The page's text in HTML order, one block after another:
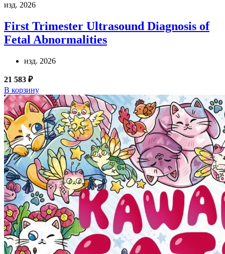
изд. 2026
First Trimester Ultrasound Diagnosis of
Fetal Abnormalities
изд. 2026
21 583 ₽
В корзину